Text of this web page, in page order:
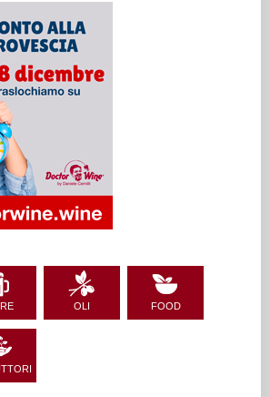
OLI FOOD